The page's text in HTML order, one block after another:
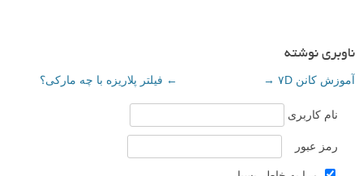
ناوبری نوشته
← فیلتر پلاریزه با چه مارکی؟ آموزش کانن ۷D →
نام کاربری
رمز عبور